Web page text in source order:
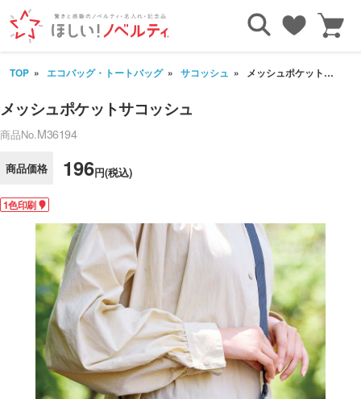
TOP エコバッグ・トートバッグ サコッシュ メッシュポケットサコッシュ
メッシュポケットサコッシュ
商品No.M36194
商品価格 196円(税込)
1色印刷